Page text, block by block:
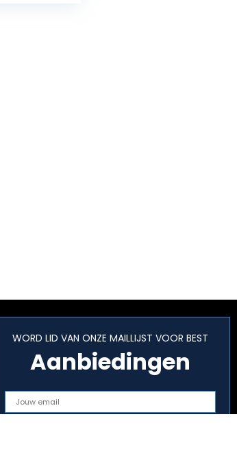
WORD LID VAN ONZE MAILLIJST VOOR BEST
Aanbiedingen